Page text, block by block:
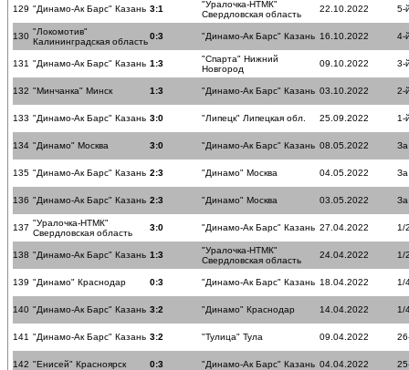
129 "Динамо-Ак Барс" Казань 3:1
"Уралочка-НТМК"
Свердловская область
22.10.2022 5-
130 "Локомотив"
Калининградская область
0:3 "Динамо-Ак Барс" Казань 16.10.2022 4-
131 "Динамо-Ак Барс" Казань 1:3
"Спарта" Нижний
Новгород
09.10.2022 3-
132 "Минчанка" Минск 1:3 "Динамо-Ак Барс" Казань 03.10.2022 2-
133 "Динамо-Ак Барс" Казань 3:0 "Липецк" Липецкая обл. 25.09.2022 1-
134 "Динамо" Москва 3:0 "Динамо-Ак Барс" Казань 08.05.2022
135 "Динамо-Ак Барс" Казань 2:3 "Динамо" Москва 04.05.2022
136 "Динамо-Ак Барс" Казань 2:3 "Динамо" Москва 03.05.2022
137 "Уралочка-НТМК"
Свердловская область
3:0 "Динамо-Ак Барс" Казань 27.04.2022 1/
138 "Динамо-Ак Барс" Казань 1:3
"Уралочка-НТМК"
Свердловская область
24.04.2022 1/
139 "Динамо" Краснодар 0:3 "Динамо-Ак Барс" Казань 18.04.2022 1/
140 "Динамо-Ак Барс" Казань 3:2 "Динамо" Краснодар 14.04.2022 1/
141 "Динамо-Ак Барс" Казань 3:2 "Тулица" Тула 09.04.2022
142 "Енисей" Красноярск 0:3 "Динамо-Ак Барс" Казань 04.04.2022